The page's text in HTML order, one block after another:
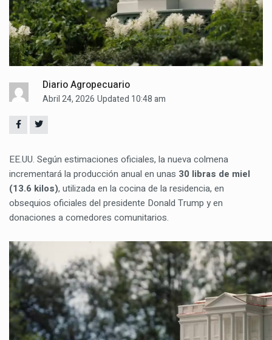
Diario Agropecuario
Abril 24, 2026 Updated 10:48 am
EE.UU. Según estimaciones oficiales, la nueva colmena
incrementará la producción anual en unas 30 libras de miel
(13.6 kilos), utilizada en la cocina de la residencia, en
obsequios oficiales del presidente Donald Trump y en
donaciones a comedores comunitarios.